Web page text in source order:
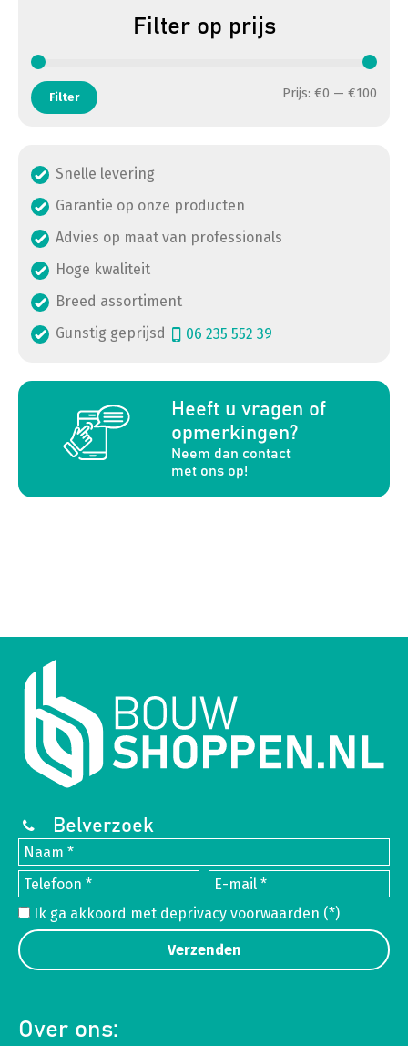
Filter op prijs
Filter Prijs: €0 — €100
Snelle levering
Garantie op onze producten
Advies op maat van professionals
Hoge kwaliteit
Breed assortiment
Gunstig geprijsd
06 235 552 39
Heeft u vragen of
opmerkingen?
Neem dan contact
met ons op!
a
Belverzoek
Ik ga akkoord met deprivacy voorwaarden (*)
Over ons: